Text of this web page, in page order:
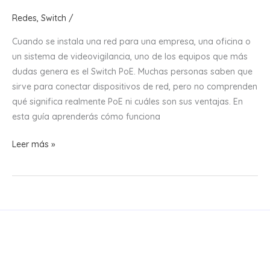
Redes, Switch /
Cuando se instala una red para una empresa, una oficina o
un sistema de videovigilancia, uno de los equipos que más
dudas genera es el Switch PoE. Muchas personas saben que
sirve para conectar dispositivos de red, pero no comprenden
qué significa realmente PoE ni cuáles son sus ventajas. En
esta guía aprenderás cómo funciona
¿Qué
un
Leer más »